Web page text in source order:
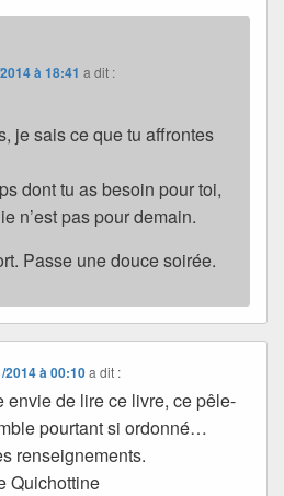
à 18:41 a dit :
je sais ce que tu affrontes
dont tu as besoin pour toi,
n’est pas pour demain.
Passe une douce soirée.
2014 à 00:10 a dit :
envie de lire ce livre, ce pêle-
pourtant si ordonné…
renseignements.
Quichottine